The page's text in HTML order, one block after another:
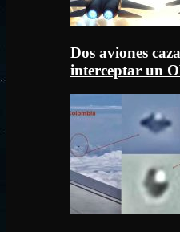
Dos aviones
interceptar un